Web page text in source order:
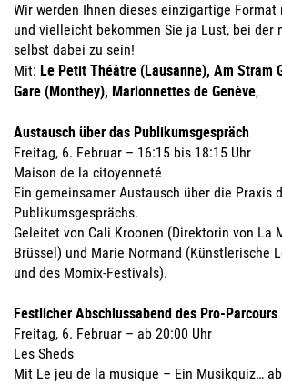
Wir werden Ihnen dieses einzigartige Format
und vielleicht bekommen Sie ja Lust, bei der
selbst dabei zu sein!
Mit: Le Petit Théâtre (Lausanne), Am Stram
Gare (Monthey), Marionnettes de Genève,
Austausch über das Publikumsgespräch
Freitag, 6. Februar – 16:15 bis 18:15 Uhr
Maison de la citoyenneté
Ein gemeinsamer Austausch über die Praxis
Publikumsgesprächs.
Geleitet von Cali Kroonen (Direktorin von La
Brüssel) und Marie Normand (Künstlerische
und des Momix-Festivals).
Festlicher Abschlussabend des Pro-Parcours
Freitag, 6. Februar – ab 20:00 Uhr
Les Sheds
Mit Le jeu de la musique – Ein Musikquiz…